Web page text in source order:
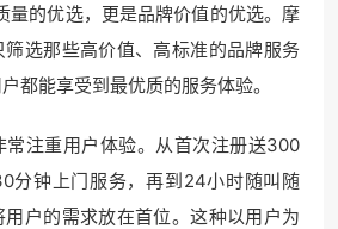
量的优选，更是品牌价值的优选。摩
选那些高价值、高标准的品牌服务
都能享受到最优质的服务体验。
常注重用户体验。从首次注册送300
分钟上门服务，再到24小时随叫随
户的需求放在首位。这种以用户为